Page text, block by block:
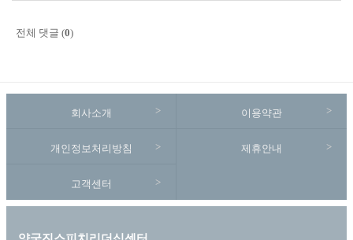
전체 댓글 (0)
회사소개 이용약관
개인정보처리방침 제휴안내
고객센터